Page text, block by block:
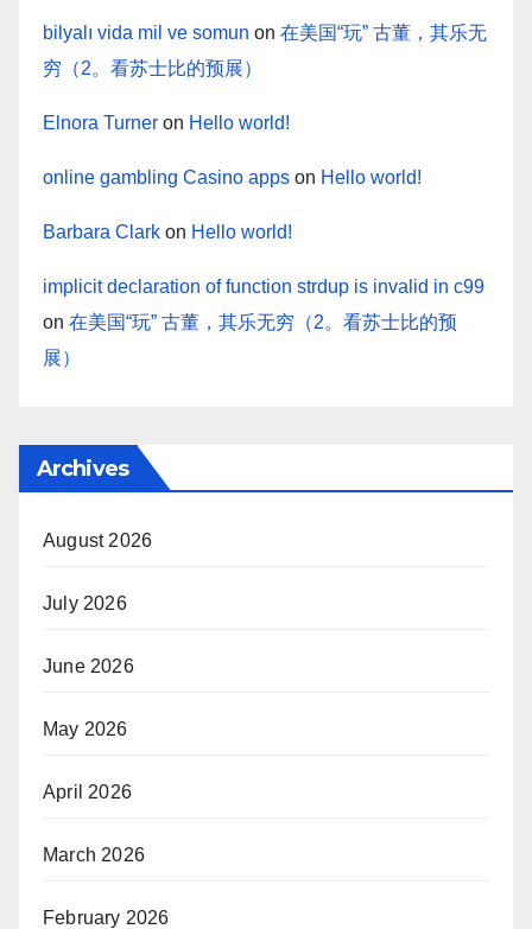
bilyalı vida mil ve somun on 在美国“玩” 古董，其乐无
穷（2。看苏士比的预展）
Elnora Turner on Hello world!
online gambling Casino apps on Hello world!
Barbara Clark on Hello world!
implicit declaration of function strdup is invalid in c99
on 在美国“玩” 古董，其乐无穷（2。看苏士比的预
展）
Archives
August 2026
July 2026
June 2026
May 2026
April 2026
March 2026
February 2026